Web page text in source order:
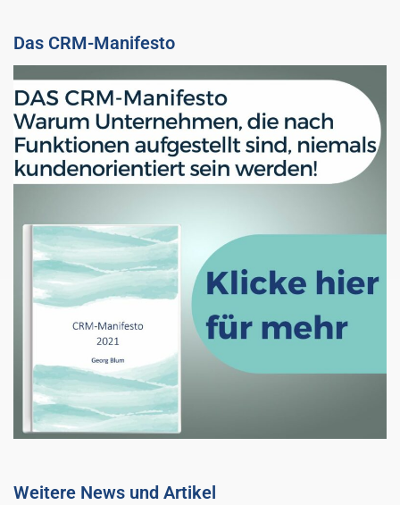
Das CRM-Manifesto
Weitere News und Artikel